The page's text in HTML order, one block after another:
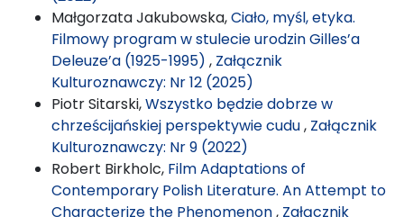
Małgorzata Jakubowska,Ciało, myśl, etyka.
Filmowy program w stulecie urodzin Gilles’a
Deleuze’a (1925-1995) , Załącznik
Kulturoznawczy: Nr 12 (2025)
Piotr Sitarski,Wszystko będzie dobrze w
chrześcijańskiej perspektywie cudu, Załącznik
Kulturoznawczy: Nr 9 (2022)
Robert Birkholc, Film Adaptations of
Contemporary Polish Literature. An Attempt to
Characterize the Phenomenon, Załącznik